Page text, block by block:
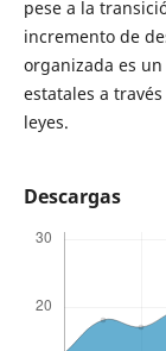
pese a la
incremento de
organizada es
estatales a
leyes.
Descargas